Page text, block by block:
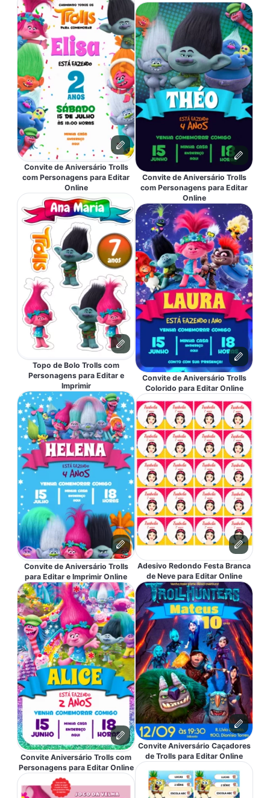
Convite de Aniversário Trolls
com Personagens para Editar
Online
Topo de Bolo Trolls com
Personagens para Editar e
Imprimir
Convite de Aniversário Trolls
para Editar e Imprimir Online
Convite Aniversário Trolls com
Personagens para Editar Online
Convite de Aniversário Trolls
com Personagens para Editar
Online
Convite de Aniversário Trolls
Colorido para Editar Online
Adesivo Redondo Festa Branca
de Neve para Editar Online
Convite Aniversário Caçadores
de Trolls para Editar Online